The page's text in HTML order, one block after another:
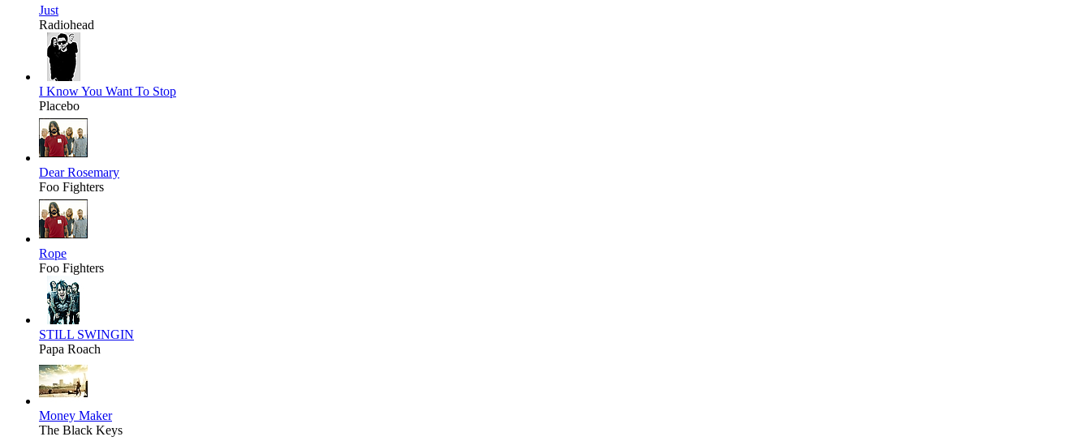
Just
Radiohead
I Know You Want To Stop
Placebo
Dear Rosemary
Foo Fighters
Rope
Foo Fighters
STILL SWINGIN
Papa Roach
Money Maker
The Black Keys